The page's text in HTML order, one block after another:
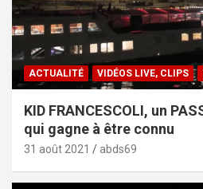
ACTUALITÉ VIDÉOS LIVE, CLIPS
KID FRANCESCOLI, un
qui gagne à être connu
31 août 2021 abds69